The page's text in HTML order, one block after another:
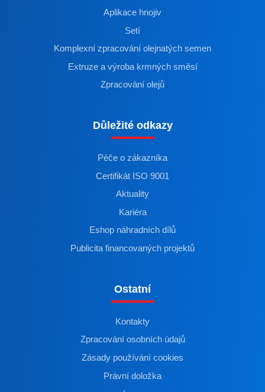
Aplikace hnojiv
Setí
Komplexní zpracování olejnatých semen
Extruze a výroba krmných směsí
Zpracování olejů
Důležité odkazy
Péče o zákazníka
Certifikát ISO 9001
Aktuality
Kariéra
Eshop náhradních dílů
Publicita financovaných projektů
Ostatní
Kontakty
Zpracování osobních údajů
Zásady používání cookies
Právní doložka